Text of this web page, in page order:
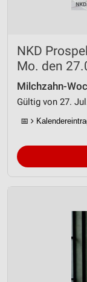
NKD
Mo. den
Milchzahn-
Gültig von 27.
📅